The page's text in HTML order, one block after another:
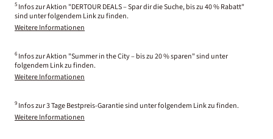
5 Infos zur Aktion "DERTOUR DEALS – Spar dir die Suche, bis zu 40 % Rabatt"
sind unter folgendem Link zu finden.
Weitere Informationen
6 Infos zur Aktion "Summer in the City – bis zu 20 % sparen" sind unter
folgendem Link zu finden.
Weitere Informationen
9 Infos zur 3 Tage Bestpreis-Garantie sind unter folgendem Link zu finden.
Weitere Informationen